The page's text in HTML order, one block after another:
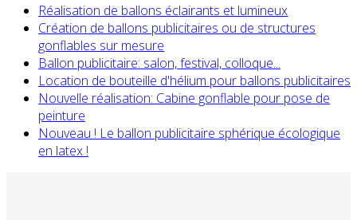
Réalisation de ballons éclairants et lumineux
Création de ballons publicitaires ou de structures
gonflables sur mesure
Ballon publicitaire: salon, festival, colloque...
Location de bouteille d'hélium pour ballons publicitaires
Nouvelle réalisation: Cabine gonflable pour pose de
peinture
Nouveau ! Le ballon publicitaire sphérique écologique
en latex !